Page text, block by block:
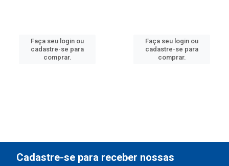
Faça seu login ou
cadastre-se para
comprar.
Faça seu login ou
cadastre-se para
comprar.
Cadastre-se para receber nossas